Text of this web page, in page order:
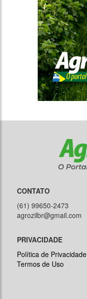
CONTATO
(61) 99650-2473
agrozilbr@gmail.com
PRIVACIDADE
Política de Privacidade
Termos de Uso